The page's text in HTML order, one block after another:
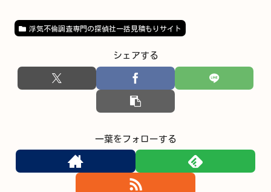
浮気不倫調査専門の探偵社一括見積もりサイト
シェアする
一葉をフォローする